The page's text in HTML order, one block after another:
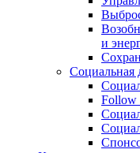
и
Социальная
Follow